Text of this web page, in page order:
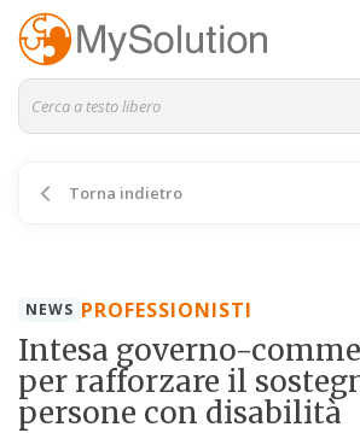
Torna indietro
NEWS PROFESSIONISTI
Intesa governo-
per rafforzare il
persone con disabilità